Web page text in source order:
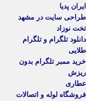
ایران پدیا
طراحی سایت در مشهد
تخت نوزاد
دانلود تلگرام و تلگرام
طلایی
خرید ممبر تلگرام بدون
ریزش
عطاری
فروشگاه لوله و اتصالات